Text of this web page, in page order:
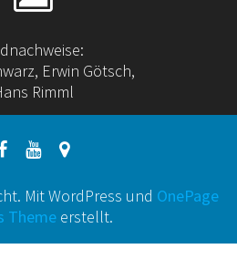
Erwin Götsch,
Rimml
Mit WordPress und OnePage
Theme erstellt.